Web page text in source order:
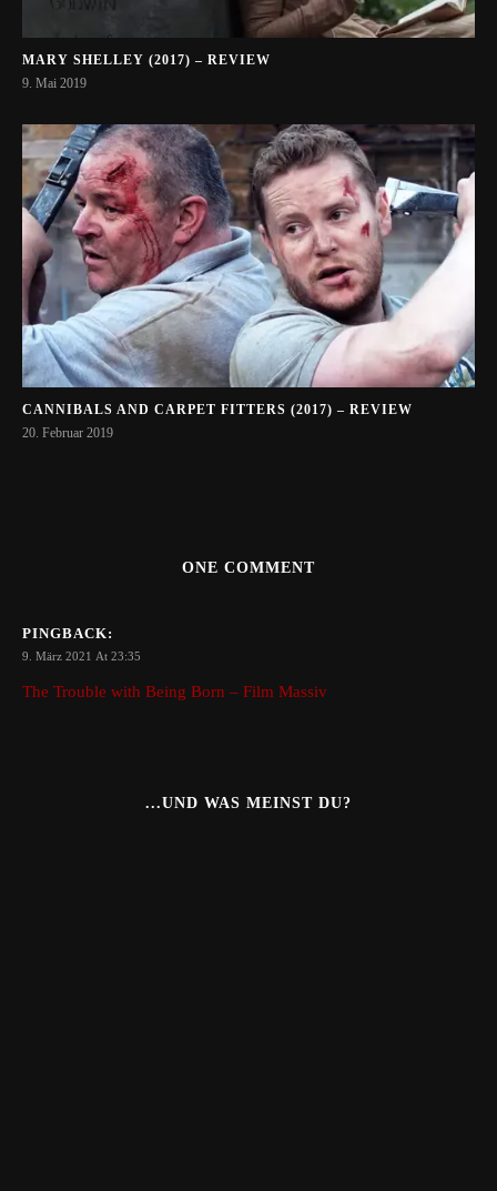
MARY SHELLEY (2017) – REVIEW
9. Mai 2019
CANNIBALS AND CARPET FITTERS (2017) – REVIEW
20. Februar 2019
ONE COMMENT
PINGBACK:
9. März 2021 At 23:35
The Trouble with Being Born – Film Massiv
...UND WAS MEINST DU?